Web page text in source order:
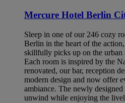
Mercure Hotel Berlin
Sleep in one of our 246 cozy
Berlin in the heart of the
skillfully picks up on the urban
Each room is inspired by the
renovated, our bar, reception
modern design and now offer
ambiance. The newly
unwind while enjoying the